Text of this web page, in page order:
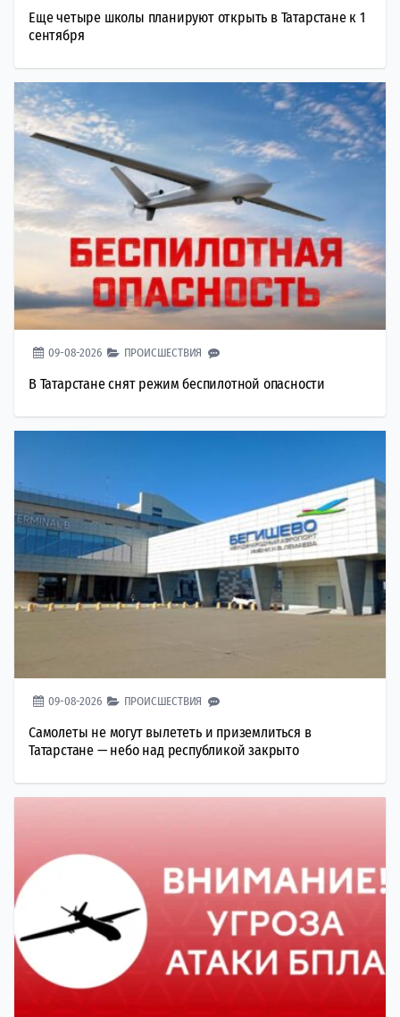
Еще четыре школы планируют открыть в Татарстане к 1
сентября
09-08-2026 ПРОИСШЕСТВИЯ
В Татарстане снят режим беспилотной опасности
09-08-2026 ПРОИСШЕСТВИЯ
Самолеты не могут вылететь и приземлиться в
Татарстане — небо над республикой закрыто